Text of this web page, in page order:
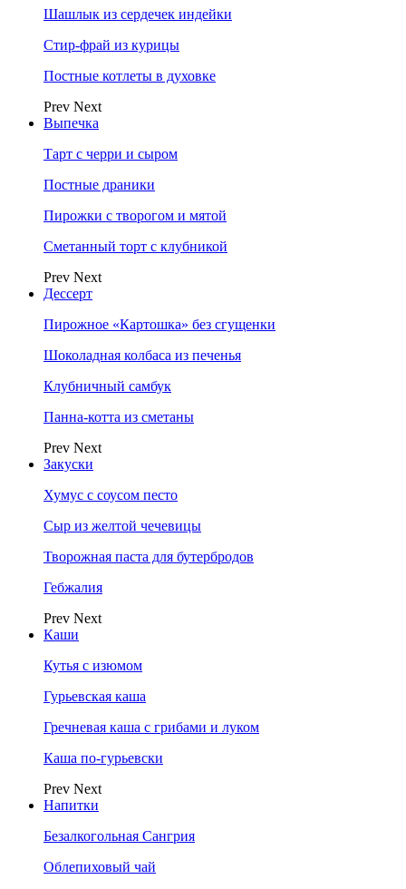
Шашлык из сердечек индейки
Стир-фрай из курицы
Постные котлеты в духовке
Prev Next
Выпечка
Тарт с черри и сыром
Постные драники
Пирожки с творогом и мятой
Сметанный торт с клубникой
Prev Next
Дессерт
Пирожное «Картошка» без сгущенки
Шоколадная колбаса из печенья
Клубничный самбук
Панна-котта из сметаны
Prev Next
Закуски
Хумус с соусом песто
Сыр из желтой чечевицы
Творожная паста для бутербродов
Гебжалия
Prev Next
Каши
Кутья с изюмом
Гурьевская каша
Гречневая каша с грибами и луком
Каша по-гурьевски
Prev Next
Напитки
Безалкогольная Сангрия
Облепиховый чай